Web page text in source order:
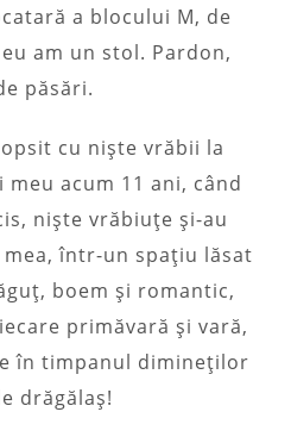
a blocului M, de
am un stol. Pardon,
păsări.
cu niște vrăbii la
acum 11 ani, când
niște vrăbiuțe și-au
într-un spațiu lăsat
boem și romantic,
primăvară și vară,
în timpanul dimineților
drăgălaș!